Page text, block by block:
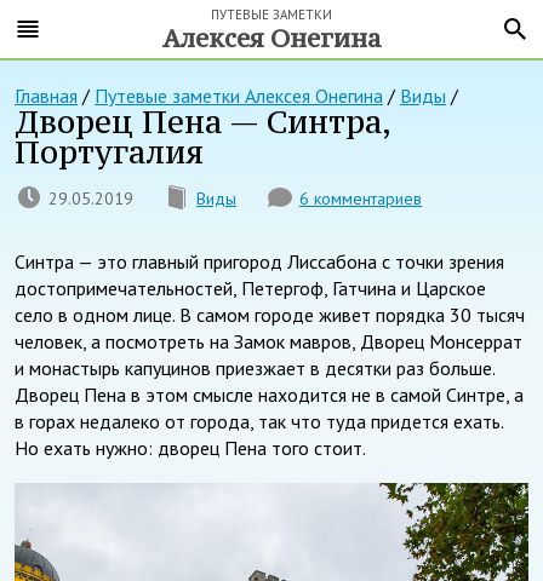
ПУТЕВЫЕ ЗАМЕТКИ
Алексея Онегина
Главная / Путевые заметки Алексея Онегина / Виды /
Дворец Пена — Синтра,
Португалия
29.05.2019 Виды 6 комментариев
Синтра — это главный пригород Лиссабона с точки зрения
достопримечательностей, Петергоф, Гатчина и Царское
село в одном лице. В самом городе живет порядка 30 тысяч
человек, а посмотреть на Замок мавров, Дворец Монсеррат
и монастырь капуцинов приезжает в десятки раз больше.
Дворец Пена в этом смысле находится не в самой Синтре, а
в горах недалеко от города, так что туда придется ехать.
Но ехать нужно: дворец Пена того стоит.